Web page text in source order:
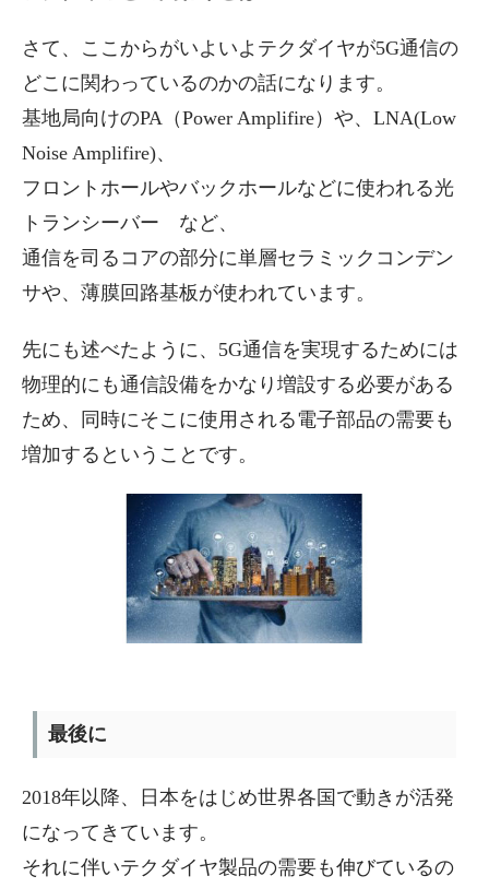
さて、ここからがいよいよテクダイヤが5G通信の
どこに関わっているのかの話になります。
基地局向けのPA（Power Amplifire）や、LNA(Low
Noise Amplifire)、
フロントホールやバックホールなどに使われる光
トランシーバー など、
通信を司るコアの部分に単層セラミックコンデン
サや、薄膜回路基板が使われています。
先にも述べたように、5G通信を実現するためには
物理的にも通信設備をかなり増設する必要がある
ため、同時にそこに使用される電子部品の需要も
増加するということです。
最後に
2018年以降、日本をはじめ世界各国で動きが活発
になってきています。
それに伴いテクダイヤ製品の需要も伸びているの